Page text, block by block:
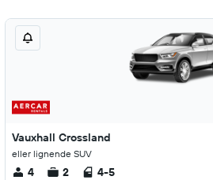
Vauxhall Crossland
eller lignende SUV
4 2 4-5